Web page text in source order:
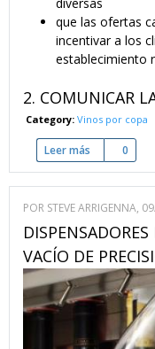
que las ofertas
incentivar a los
establecimiento
2. COMUNICAR
Category: Vinos por copa
Leer más sobre0
POR STEVE ARRIGENNA,
VACÍO DE